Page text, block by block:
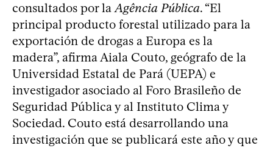
consultados por laAgência Pública. “El
principal producto forestal utilizado para la
exportación de drogas a Europa es la
madera”, afirma Aiala Couto, geógrafo de la
Universidad Estatal de Pará (UEPA) e
investigador asociado al Foro Brasileño de
Seguridad Pública y al Instituto Clima y
Sociedad. Couto está desarrollando una
investigación que se publicará este año y que